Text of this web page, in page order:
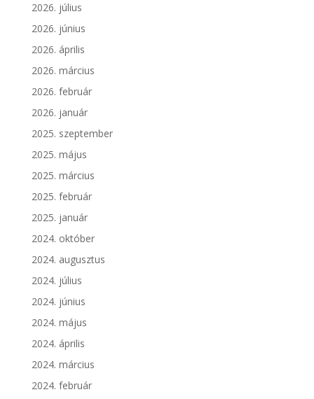
2026. július
2026. június
2026. április
2026. március
2026. február
2026. január
2025. szeptember
2025. május
2025. március
2025. február
2025. január
2024. október
2024. augusztus
2024. július
2024. június
2024. május
2024. április
2024. március
2024. február